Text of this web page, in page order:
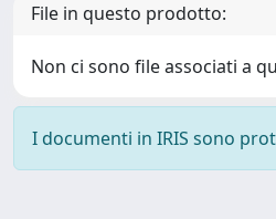
File in questo prodotto:
Non ci sono file associati a
I documenti in IRIS sono